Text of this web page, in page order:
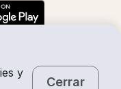
y
Cerrar